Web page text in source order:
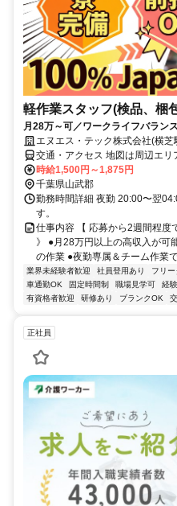
軽作業スタッフ(検品、梱
月28万～可／ワークライフバラ
エヌエス・テック株式会社(横
交通・アクセス 地図は周辺エリ
時給1,500円～1,875円
千葉県山武郡
勤務時間詳細 夜勤 20:00〜翌
す。
仕事内容 【 応募から2週間程度
》 ●月28万円以上の高収入が可
の作業 ●夜勤専属＆チーム作業
業界未経験者歓迎 社員登用あり フリ
車通勤OK
固定時間制 職場見学可 経
有資格者歓迎
研修あり ブランクOK
正社員